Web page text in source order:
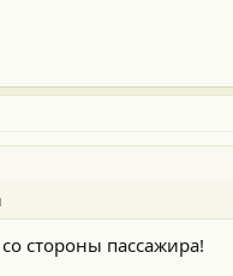
стороны пассажира!